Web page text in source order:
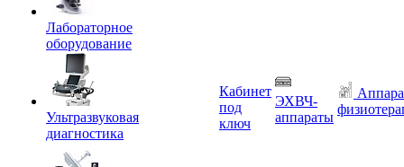
Лабораторное
оборудование
Ультразвуковая
диагностика
Кабинет
под
ключ
ЭХВЧ-
аппараты